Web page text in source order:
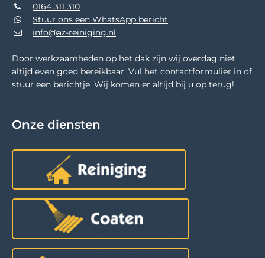
0164 311 310
Stuur ons een WhatsApp bericht
info@az-reiniging.nl
Door werkzaamheden op het dak zijn wij overdag niet
altijd even goed bereikbaar. Vul het contactformulier in of
stuur een berichtje. Wij komen er altijd bij u op terug!
Onze diensten